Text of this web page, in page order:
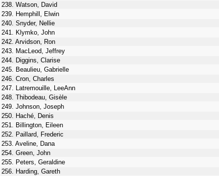
238. Watson, David
239. Hemphill, Elwin
240. Snyder, Nellie
241. Klymko, John
242. Arvidson, Ron
243. MacLeod, Jeffrey
244. Diggins, Clarise
245. Beaulieu, Gabrielle
246. Cron, Charles
247. Latremouille, LeeAnn
248. Thibodeau, Gisèle
249. Johnson, Joseph
250. Haché, Denis
251. Billington, Eileen
252. Paillard, Frederic
253. Aveline, Dana
254. Green, John
255. Peters, Geraldine
256. Harding, Gareth